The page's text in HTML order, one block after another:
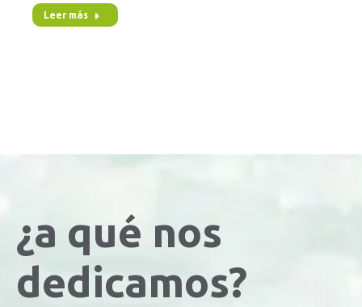
Leer más
¿a qué nos
dedicamos?